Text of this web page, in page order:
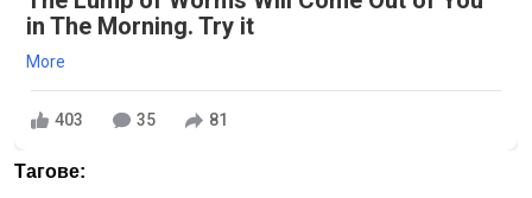
in The Morning. Try it
More
403 35 81
Тагове: